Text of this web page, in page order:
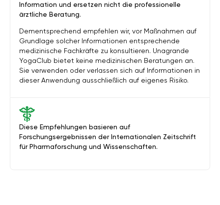
Diese Empfehlungen basieren auf
Forschungsergebnissen der Internationalen Zeitschrift
für Pharmaforschung und Wissenschaften.
Information und ersetzen nicht die professionelle
ärztliche Beratung.
Dementsprechend empfehlen wir, vor Maßnahmen auf
Grundlage solcher Informationen entsprechende
medizinische Fachkräfte zu konsultieren. Unagrande
YogaClub bietet keine medizinischen Beratungen an.
Sie verwenden oder verlassen sich auf Informationen in
dieser Anwendung ausschließlich auf eigenes Risiko.